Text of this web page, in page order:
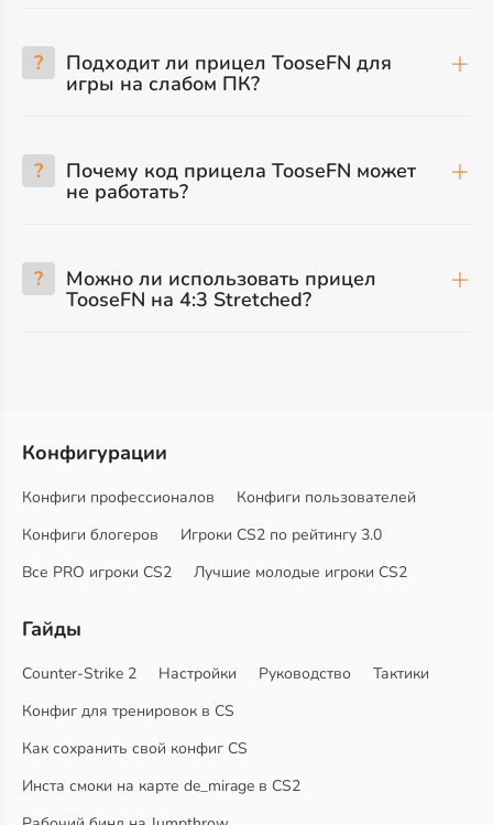
? Подходит ли прицел TooseFN для
игры на слабом ПК?
? Почему код прицела TooseFN может
не работать?
? Можно ли использовать прицел
TooseFN на 4:3 Stretched?
Конфигурации
Конфиги профессионалов
Конфиги пользователей
Конфиги блогеров
Игроки CS2 по рейтингу 3.0
Все PRO игроки CS2
Лучшие молодые игроки CS2
Гайды
Counter-Strike 2 Настройки Руководство
Тактики
Конфиг для тренировок в CS
Как сохранить свой конфиг CS
Инста смоки на карте de_mirage в CS2